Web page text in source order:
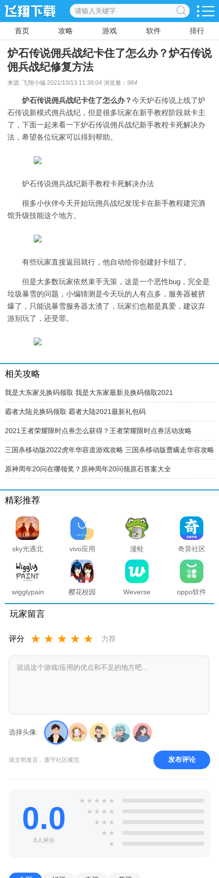
首页 攻略 游戏 软件 排行
​炉石传说佣兵战纪卡住了怎么办？​炉石传说
佣兵战纪修复方法
来源: 飞翔小编 2021/10/13 11:36:04 浏览量： 984
炉石传说佣兵战纪卡住了怎么办？今天炉石传说上线了炉
石传说新模式佣兵战纪，但是很多玩家在新手教程阶段就卡主
了，下面一起来看一下炉石传说佣兵战纪新手教程卡死解决办
法，希望各位玩家可以得到帮助。
炉石传说佣兵战纪新手教程卡死解决办法
很多小伙伴今天开始玩佣兵战纪发现卡在新手教程建完酒
馆升级技能这个地方。
有些玩家直接返回就行，他自动给你创建好卡组了。
但是大多数玩家依然束手无策，这是一个恶性bug，完全是
垃圾暴雪的问题，小编猜测是今天玩的人有点多，服务器被挤
爆了，只能说暴雪服务器太渣了，玩家们也都是真爱，建议弃
游别玩了，还受罪。
相关攻略
我是大东家兑换码领取 我是大东家最新兑换码领取2021
霸者大陆兑换码领取 霸者大陆2021最新礼包码
2021王者荣耀限时点券怎么获得？王者荣耀限时点券活动攻略
三国杀移动版2022虎年华容道游戏攻略 三国杀移动版曹瞒走华容攻略
原神周年20问在哪领奖？原神周年20问领原石答案大全
精彩推荐
sky光遇北
解锁版
vivo应用
正版
漫蛙
官方正版
奇异社区
载安装
2025最新
版本
wigglypaint
樱花校园
Weverse
oppo软件
玩家留言
评分 ★ ★ ★ ★ ★ 力荐
选择头像:
请文明发言，遵守社区规范 发布评论
0.0
0人评分
★ ★ ★ ★ ★
★ ★ ★ ★
★ ★ ★
★ ★
★